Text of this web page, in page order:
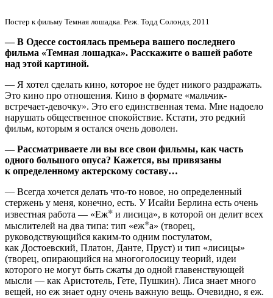
Постер к фильму Темная лошадка. Реж. Тодд Солондз, 2011
— В Одессе состоялась премьера вашего последнего
фильма «Темная лошадка». Расскажите о вашей работе
над этой картиной.
— Я хотел сделать кино, которое не будет никого раздражать.
Это кино про отношения. Кино в формате «мальчик-
встречает-девочку». Это его единственная тема. Мне надоело
нарушать общественное спокойствие. Кстати, это редкий
фильм, которым я остался очень доволен.
— Рассматриваете ли вы все свои фильмы, как часть
одного большого опуса? Кажется, вы привязаны
к определенному актерскому составу…
— Всегда хочется делать что-то новое, но определенный
стержень у меня, конечно, есть. У Исайи Берлина есть очень
известная работа — «Еж
и лисица», в которой он делит всех
мыслителей на два типа: тип «еж а» (творец,
руководствующийся каким-то одним постулатом,
как Достоевский, Платон, Данте, Пруст) и тип «лисицы»
(творец, опирающийся на многоголосицу теорий, идеи
которого не могут быть сжаты до одной главенствующей
мысли — как Аристотель, Гете, Пушкин). Лиса знает много
вещей, но еж знает одну очень важную вещь. Очевидно, я еж.